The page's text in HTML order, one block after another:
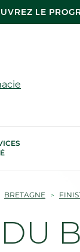
LE
BRETAGNE